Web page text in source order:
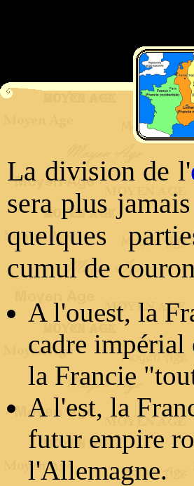
La division de l'
sera plus
quelques
cumul de
A l'ouest, la
cadre
la Francie
A l'est, la
futur empire
l'Allemagne.